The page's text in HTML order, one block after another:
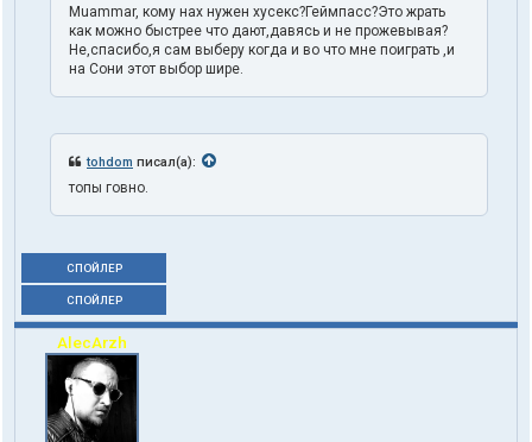
Muammar, кому нах нужен хусекс?Геймпасс?Это жрать
как можно быстрее что дают,давясь и не прожевывая?
Не,спасибо,я сам выберу когда и во что мне поиграть ,и
на Сони этот выбор шире.
tohdom писал(а):
топы говно.
СПОЙЛЕР
СПОЙЛЕР
AlecArzh